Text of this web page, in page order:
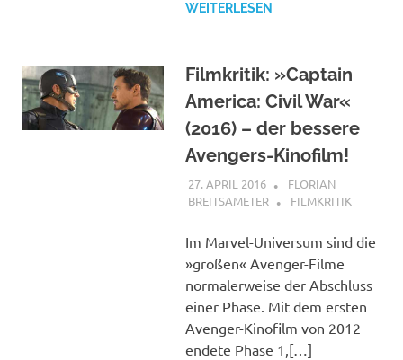
WEITERLESEN
Filmkritik: »Captain
America: Civil War«
(2016) – der bessere
Avengers-Kinofilm!
27. APRIL 2016
FLORIAN
BREITSAMETER
FILMKRITIK
Im Marvel-Universum sind die
»großen« Avenger-Filme
normalerweise der Abschluss
einer Phase. Mit dem ersten
Avenger-Kinofilm von 2012
endete Phase 1,[…]